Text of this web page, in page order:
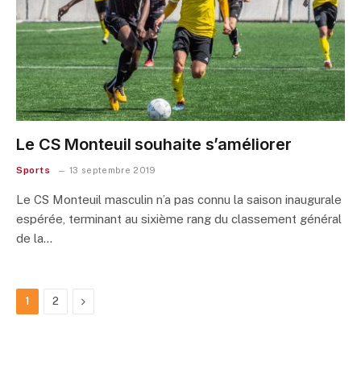
Le CS Monteuil souhaite s’améliorer
Sports 13 septembre 2019
Le CS Monteuil masculin n’a pas connu la saison inaugurale
espérée, terminant au sixième rang du classement général
de la…
1 2 Next